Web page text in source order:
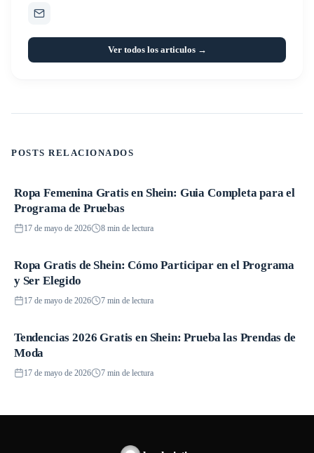
Ver todos los articulos →
POSTS RELACIONADOS
Promociones
Ropa Femenina Gratis en Shein: Guia Completa para el
Programa de Pruebas
17 de mayo de 2026 8 min de lectura
Promociones
Ropa Gratis de Shein: Cómo Participar en el Programa
y Ser Elegido
17 de mayo de 2026 7 min de lectura
Promociones
Tendencias 2026 Gratis en Shein: Prueba las Prendas de
Moda
17 de mayo de 2026 7 min de lectura